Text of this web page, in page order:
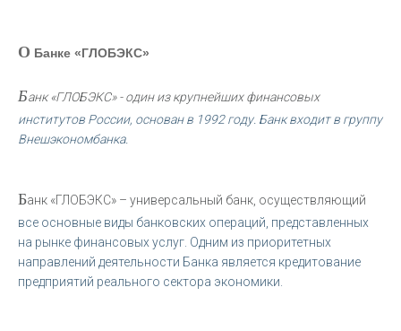
О Банке «ГЛОБЭКС»
Банк «ГЛОБЭКС» - один из крупнейших финансовых
институтов России, основан в 1992 году. Банк входит в группу
Внешэкономбанка.
Банк «ГЛОБЭКС» – универсальный банк, осуществляющий
все основные виды банковских операций, представленных
на рынке финансовых услуг. Одним из приоритетных
направлений деятельности Банка является кредитование
предприятий реального сектора экономики.